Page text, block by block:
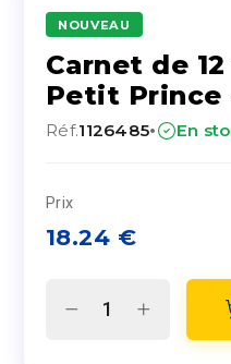
NOUVEAU
Carnet de
Petit Prince
Réf.1126485· En
Prix
18.24 €